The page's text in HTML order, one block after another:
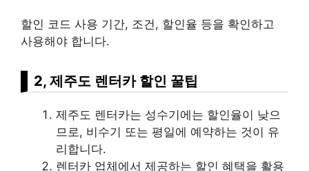
할인 코드 사용 기간, 조건, 할인율 등을 확인하고
사용해야 합니다.
2, 제주도 렌터카 할인 꿀팁
제주도 렌터카는 성수기에는 할인율이 낮으
므로, 비수기 또는 평일에 예약하는 것이 유
리합니다.
렌터카 업체에서 제공하는 할인 혜택을 활용